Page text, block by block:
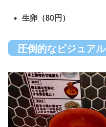
生卵（80円）
圧倒的なビジュアル